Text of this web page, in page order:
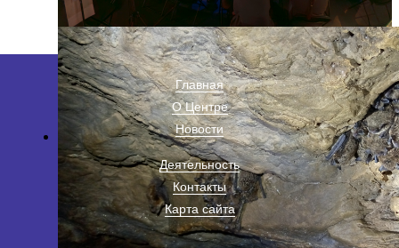
Главная
О Центре
Новости
Деятельность
Контакты
Карта сайта